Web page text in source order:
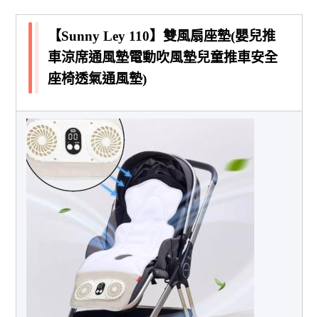
【Sunny Ley 110】雙風扇座墊(嬰兒推
車涼席通風墊電動吹風墊兒童推車安全
座椅透氣通風墊)